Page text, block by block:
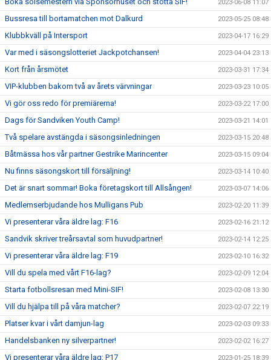
2023-06-08 11:07
Bussresa till bortamatchen mot Dalkurd 2023-05-25 08:48
Klubbkväll på Intersport 2023-04-17 16:29
Var med i säsongslotteriet Jackpotchansen! 2023-04-04 23:13
Kort från årsmötet 2023-03-31 17:34
VIP-klubben bakom två av årets värvningar 2023-03-23 10:05
Vi gör oss redo för premiärerna! 2023-03-22 17:00
Dags för Sandviken Youth Camp! 2023-03-21 14:01
Två spelare avstängda i säsongsinledningen 2023-03-15 20:48
Båtmässa hos vår partner Gestrike Marincenter 2023-03-15 09:04
Nu finns säsongskort till försäljning! 2023-03-14 10:40
Det är snart sommar! Boka företagskort till Allsången! 2023-03-07 14:06
Medlemserbjudande hos Mulligans Pub 2023-02-20 11:39
Vi presenterar våra äldre lag: F16 2023-02-16 21:12
Sandvik skriver treårsavtal som huvudpartner! 2023-02-14 12:25
Vi presenterar våra äldre lag: F19 2023-02-10 16:32
Vill du spela med vårt F16-lag? 2023-02-09 12:04
Starta fotbollsresan med Mini-SIF! 2023-02-08 13:30
Vill du hjälpa till på våra matcher? 2023-02-07 22:19
Platser kvar i vårt damjun-lag 2023-02-03 09:33
Handelsbanken ny silverpartner! 2023-02-02 16:27
Vi presenterar våra äldre lag: P17 2023-01-25 18:39